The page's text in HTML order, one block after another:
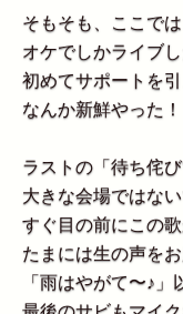
そもそも、ここでは
オケでしかライブし
初めてサポートを
なんか新鮮やった！
ラストの「待ち侘び
大きな会場ではない
すぐ目の前にこの
たまには生の声を
「雨はやがて〜♪」